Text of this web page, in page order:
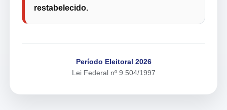
restabelecido.
Período Eleitoral 2026
Lei Federal nº 9.504/1997